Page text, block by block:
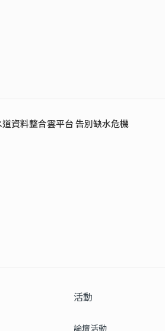
服務更及時準確
資料整合雲平台 告別缺水危機
活動
論壇活動